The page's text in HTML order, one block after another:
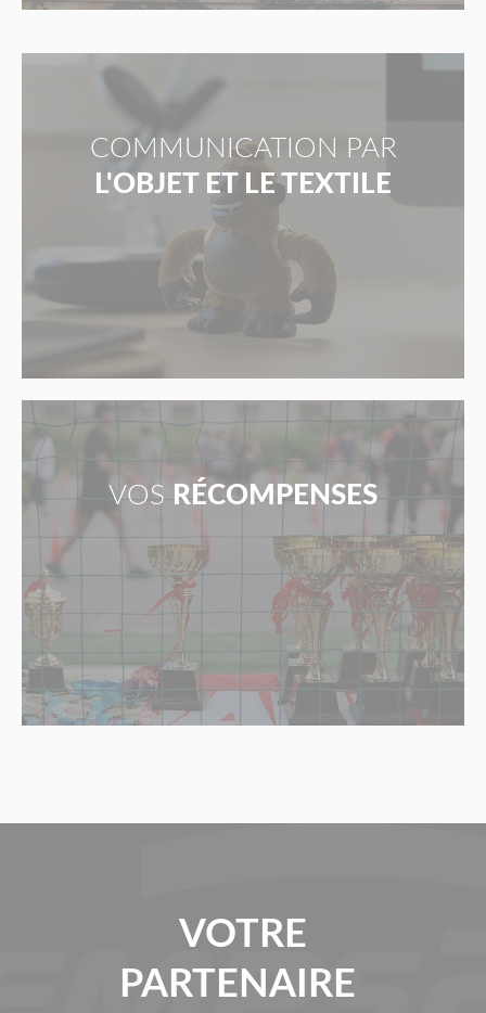
COMMUNICATION PAR
L'OBJET ET LE TEXTILE
VOS RÉCOMPENSES
VOTRE
PARTENAIRE